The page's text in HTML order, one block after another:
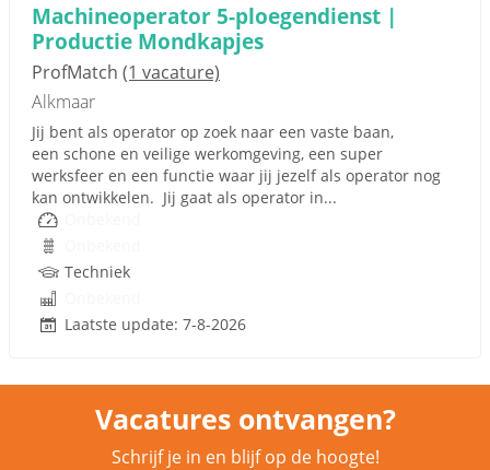
Machineoperator 5-ploegendienst |
Productie Mondkapjes
ProfMatch (1 vacature)
Alkmaar
Jij bent als operator op zoek naar een vaste baan,
een schone en veilige werkomgeving, een super
werksfeer en een functie waar jij jezelf als operator nog
kan ontwikkelen. Jij gaat als operator in...
Techniek
Laatste update: 7-8-2026
Vacatures ontvangen?
Schrijf je in en blijf op de hoogte!